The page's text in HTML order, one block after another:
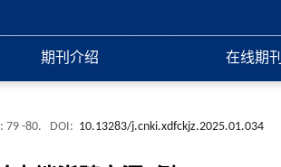
期刊介绍 在线期刊
: 79 -80. DOI: 10.13283/j.cnki.xdfckjz.2025.01.034